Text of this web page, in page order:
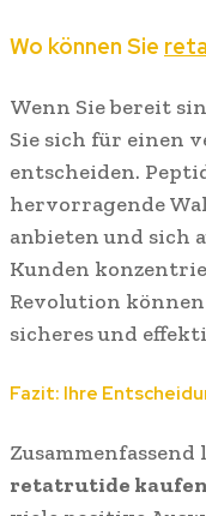
Wo können Sie
Wenn Sie bereit
Sie sich für einen
entscheiden.
hervorragende
anbieten und sich
Kunden
Revolution können
sicheres und
Fazit: Ihre
Zusammenfassend
retatrutide kaufen